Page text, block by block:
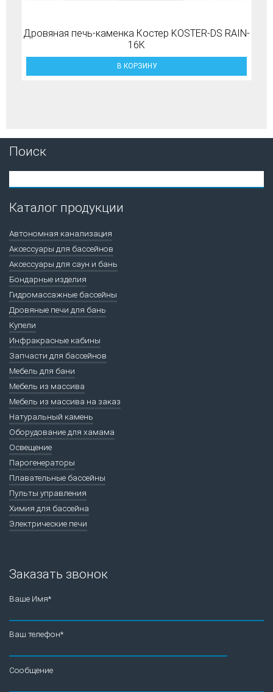
Дровяная печь-каменка Костер KOSTER-DS RAIN-
16К
В КОРЗИНУ
Поиск
Каталог продукции
Автономная канализация
Аксессуары для бассейнов
Аксессуары для саун и бань
Бондарные изделия
Гидромассажные бассейны
Дровяные печи для бань
Купели
Инфракрасные кабины
Запчасти для бассейнов
Мебель для бани
Мебель из массива
Мебель из массива на заказ
Натуральный камень
Оборудование для хамама
Освещение
Парогенераторы
Плавательные бассейны
Пульты управления
Химия для бассейна
Электрические печи
Заказать звонок
Ваше Имя*
Ваш телефон*
Сообщение